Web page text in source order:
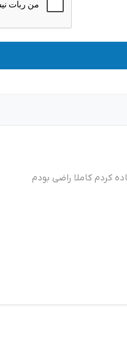
کردم کاملا راضی بودم